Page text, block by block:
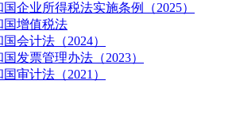
企业所得税法实施条例（2025）
国增值税法
会计法（2024）
发票管理办法（2023）
审计法（2021）